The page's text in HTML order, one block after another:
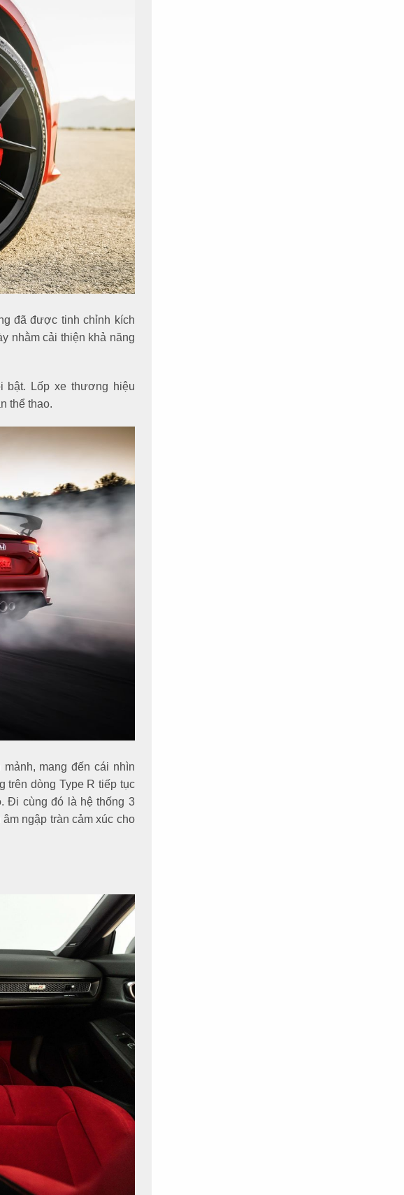
đã được tinh chỉnh kích
nhằm cải thiện khả năng
bật. Lốp xe thương hiệu
thể thao.
mang đến cái nhìn
trên dòng Type R tiếp tục
Đi cùng đó là hệ thống 3
ngập tràn cảm xúc cho